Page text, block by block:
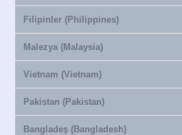
Filipinler (Philippines)
Malezya (Malaysia)
Vietnam (Vietnam)
Pakistan (Pakistan)
Bangladeş (Bangladesh)